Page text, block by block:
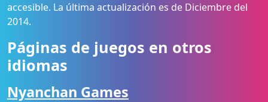
accesible. La última actualización es de Diciembre del
2014.
Páginas de juegos en otros
idiomas
Nyanchan Games